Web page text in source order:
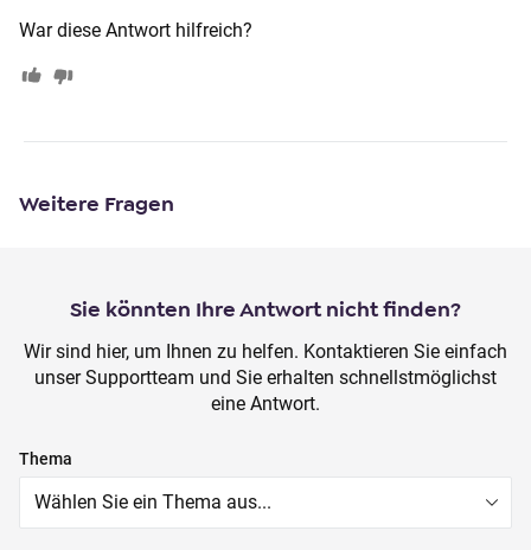
i
e
War diese Antwort hilfreich?
Weitere Fragen
Sie könnten Ihre Antwort nicht finden?
Wir sind hier, um Ihnen zu helfen. Kontaktieren Sie einfach
unser Supportteam und Sie erhalten schnellstmöglichst
eine Antwort.
Thema